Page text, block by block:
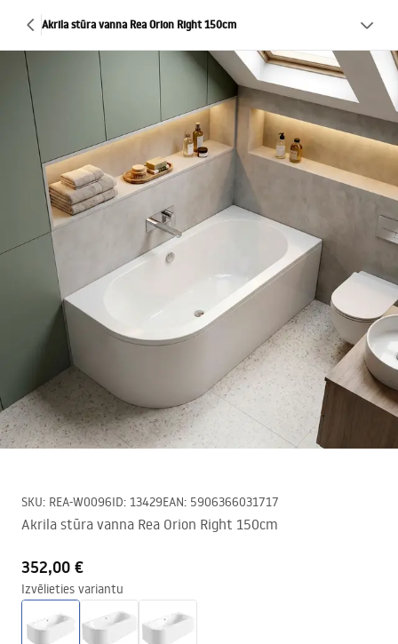
Akrila stūra vanna Rea Orion Right 150cm
SKU: REA-W0096ID: 13429EAN: 5906366031717
Akrila stūra vanna Rea Orion Right 150cm
352,00 €
Izvēlieties variantu